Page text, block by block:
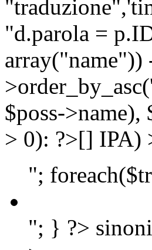
"d.parola =
array("name"))
$poss-
> 0): ?>[] IPA)
";
"; } ?>